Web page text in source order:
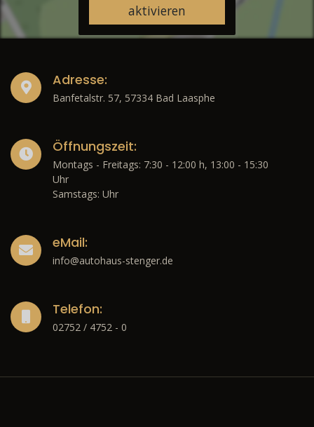
aktivieren
Adresse:
Banfetalstr. 57, 57334 Bad Laasphe
Öffnungszeit:
Montags - Freitags: 7:30 - 12:00 h, 13:00 - 15:30
Uhr
Samstags: Uhr
eMail:
info@autohaus-stenger.de
Telefon:
02752 / 4752 - 0